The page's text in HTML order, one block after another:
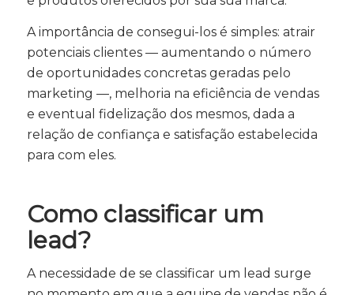
A importância de consegui-los é simples: atrair
potenciais clientes — aumentando o número
de oportunidades concretas geradas pelo
marketing —, melhoria na eficiência de vendas
e eventual fidelização dos mesmos, dada a
relação de confiança e satisfação estabelecida
para com eles.
Como classificar um
lead?
A necessidade de se classificar um lead surge